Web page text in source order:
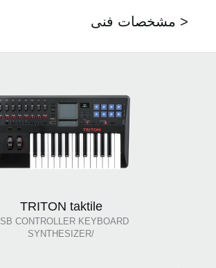
مشخصات فنی >
TRITON taktile
CONTROLLER KEYBOARD
/SYNTHESIZER